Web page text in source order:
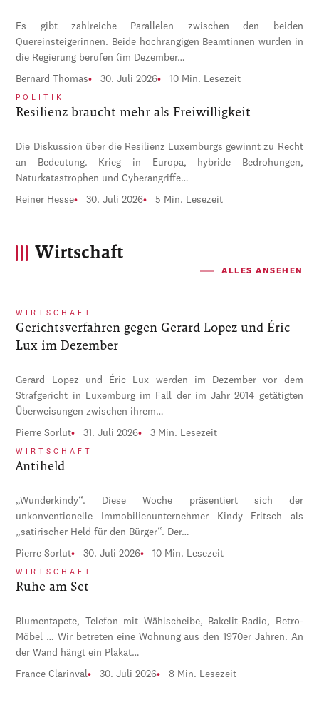
Es gibt zahlreiche Parallelen zwischen den beiden
Quereinsteigerinnen. Beide hochrangigen Beamtinnen wurden in
die Regierung berufen (im Dezember…
Bernard Thomas 30. Juli 2026 10 Min. Lesezeit
POLITIK
Resilienz braucht mehr als Freiwilligkeit
Die Diskussion über die Resilienz Luxemburgs gewinnt zu Recht
an Bedeutung. Krieg in Europa, hybride Bedrohungen,
Naturkatastrophen und Cyberangriffe…
Reiner Hesse 30. Juli 2026 5 Min. Lesezeit
Wirtschaft
ALLES ANSEHEN
WIRTSCHAFT
Gerichtsverfahren gegen Gerard Lopez und Éric
Lux im Dezember
Gerard Lopez und Éric Lux werden im Dezember vor dem
Strafgericht in Luxemburg im Fall der im Jahr 2014 getätigten
Überweisungen zwischen ihrem…
Pierre Sorlut 31. Juli 2026 3 Min. Lesezeit
WIRTSCHAFT
Antiheld
„Wunderkindy“. Diese Woche präsentiert sich der
unkonventionelle Immobilienunternehmer Kindy Fritsch als
„satirischer Held für den Bürger“. Der…
Pierre Sorlut 30. Juli 2026 10 Min. Lesezeit
WIRTSCHAFT
Ruhe am Set
Blumentapete, Telefon mit Wählscheibe, Bakelit-Radio, Retro-
Möbel … Wir betreten eine Wohnung aus den 1970er Jahren. An
der Wand hängt ein Plakat…
France Clarinval 30. Juli 2026 8 Min. Lesezeit